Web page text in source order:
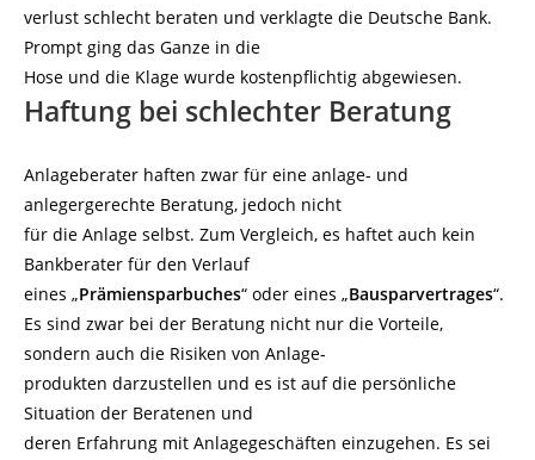
verlust schlecht beraten und verklagte die Deutsche Bank.
Prompt ging das Ganze in die
Hose und die Klage wurde kostenpflichtig abgewiesen.
Haftung bei schlechter Beratung
Anlageberater haften zwar für eine anlage- und
anlegergerechte Beratung, jedoch nicht
für die Anlage selbst. Zum Vergleich, es haftet auch kein
Bankberater für den Verlauf
eines „Prämiensparbuches“ oder eines „Bausparvertrages“.
Es sind zwar bei der Beratung nicht nur die Vorteile,
sondern auch die Risiken von Anlage-
produkten darzustellen und es ist auf die persönliche
Situation der Beratenen und
deren Erfahrung mit Anlagegeschäften einzugehen. Es sei